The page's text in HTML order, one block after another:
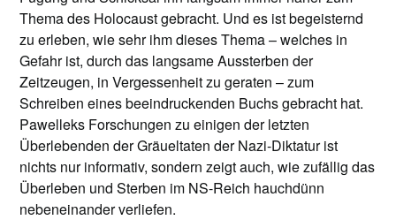
Thema des Holocaust gebracht. Und es ist begeisternd
zu erleben, wie sehr ihm dieses Thema – welches in
Gefahr ist, durch das langsame Aussterben der
Zeitzeugen, in Vergessenheit zu geraten – zum
Schreiben eines beeindruckenden Buchs gebracht hat.
Pawelleks Forschungen zu einigen der letzten
Überlebenden der Gräueltaten der Nazi-Diktatur ist
nichts nur informativ, sondern zeigt auch, wie zufällig das
Überleben und Sterben im NS-Reich hauchdünn
nebeneinander verliefen.